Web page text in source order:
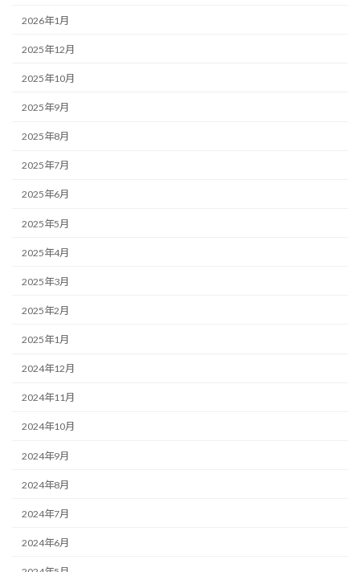
2026年1月
2025年12月
2025年10月
2025年9月
2025年8月
2025年7月
2025年6月
2025年5月
2025年4月
2025年3月
2025年2月
2025年1月
2024年12月
2024年11月
2024年10月
2024年9月
2024年8月
2024年7月
2024年6月